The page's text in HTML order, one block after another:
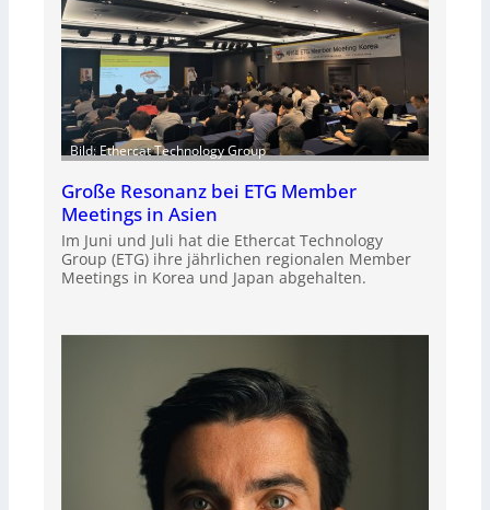
Bild: Ethercat Technology Group
Große Resonanz bei ETG Member
Meetings in Asien
Im Juni und Juli hat die Ethercat Technology
Group (ETG) ihre jährlichen regionalen Member
Meetings in Korea und Japan abgehalten.